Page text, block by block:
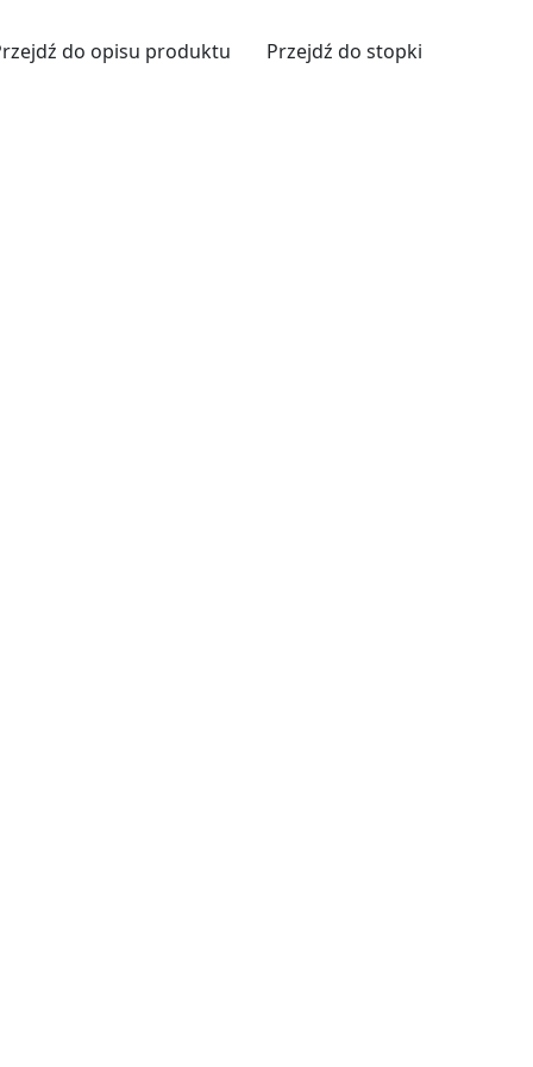
do opisu produktu Przejdź do stopki